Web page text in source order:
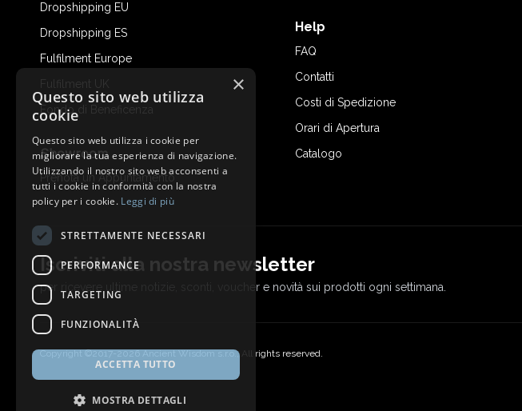
Dropshipping EU
Dropshipping ES
Fulfilment Europe
Fulfilment UK
Fondo di Beneficenza
Showroom
Prenota un Appuntamento
Help
FAQ
Contatti
Costi di Spedizione
Orari di Apertura
Catalogo
Iscriviti alla nostra newsletter
per ricevere ultime notizie, sconti, voucher e novità sui prodotti ogni settimana.
Copyright ©2017-2026 Ancient Wisdom s.r.o., All rights reserved.
×
Questo sito web utilizza
cookie
Questo sito web utilizza i cookie per
migliorare la tua esperienza di navigazione.
Utilizzando il nostro sito web acconsenti a
tutti i cookie in conformità con la nostra
policy per i cookie. Leggi di più
STRETTAMENTE NECESSARI
PERFORMANCE
TARGETING
FUNZIONALITÀ
ACCETTA TUTTO
MOSTRA DETTAGLI